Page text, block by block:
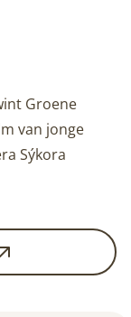
Groene
van jonge
Sýkora